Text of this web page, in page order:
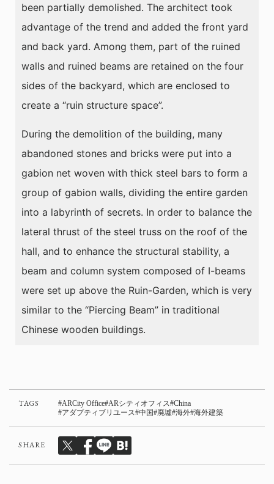
been partially demolished. The architect took
advantage of the trend and added the front yard
and back yard. Among them, part of the ruined
walls and ruined beams are retained on the four
sides of the backyard, which are enclosed to
create a “ruin structure space”.
During the demolition of the building, many
abandoned stones and bricks were put into a
gabion net woven with thick steel bars to form a
group of gabion walls, dividing the entire garden
into a labyrinth of secrets. In order to balance the
lateral thrust of the steel truss on the roof of the
hall, and to enhance the structural stability, a
beam and column system composed of I-beams
were set up above the Ruin-Garden, which is very
similar to the “Piercing Beam” in traditional
Chinese wooden buildings.
TAGS ARCity Office ARシティオフィス China
アダプティブリユース 中国 廃墟 海外 海外建築
SHARE